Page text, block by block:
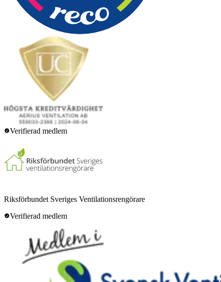
Verifierad medlem
Riksförbundet Sveriges Ventilationsrengörare
Verifierad medlem